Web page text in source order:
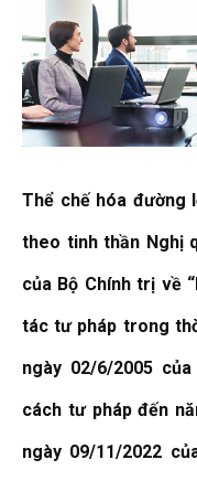
Thể chế hóa đường
theo tinh thần Nghị
của Bộ Chính trị về
tác tư pháp trong
ngày 02/6/2005
cách tư pháp đến
ngày 09/11/2022